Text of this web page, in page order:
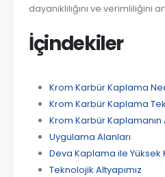
dayanıklılığını ve verimliliğini
İçindekiler
Krom Karbür Kaplama
Krom Karbür Kaplama
Krom Karbür Kaplamanın
Uygulama Alanları
Deva Kaplama ile Yüksek
Teknolojik Altyapımız